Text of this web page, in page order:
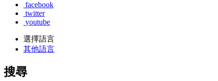
facebook
twitter
youtube
選擇語言
其他語言
搜尋